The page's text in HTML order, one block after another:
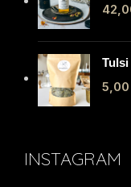
5,00
INSTAGRAM